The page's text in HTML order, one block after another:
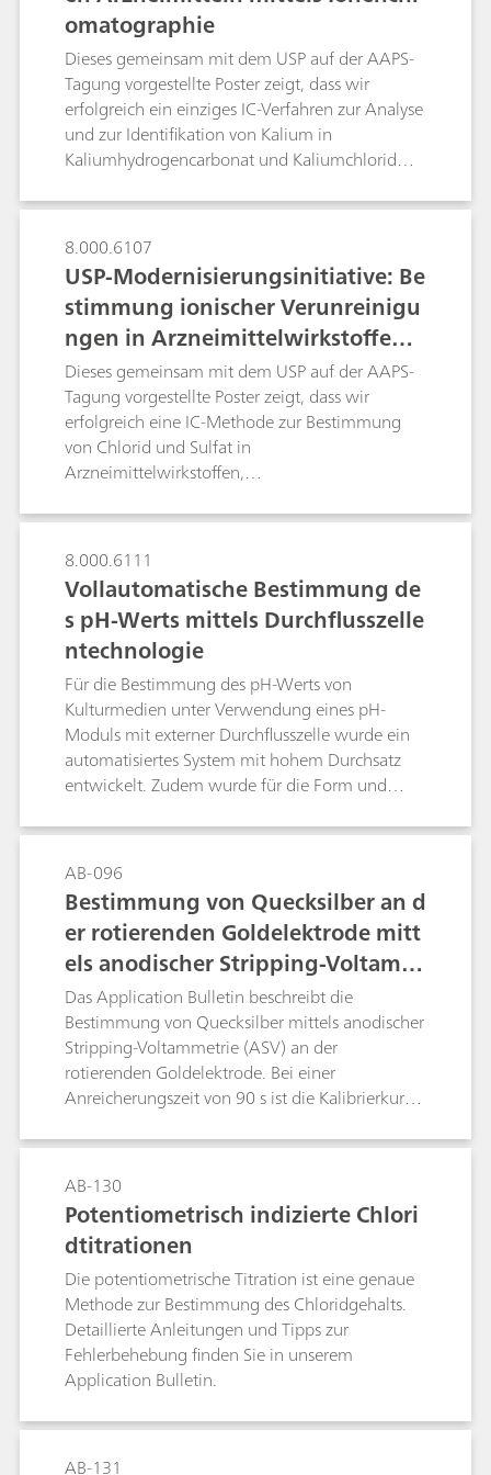
die IC die Anforderungen vieler
pharmazeutischer Anwendungen. Die IC ist eine
vom amerikanischen Arzneimittelbuch USP
anerkannte Standardmethode zur Bestimmung
von pharmazeutischen Wirkstoffen (API),
Hilfsstoffen,
Verunreinigungen,pharmazeutischen Lösungen
sowie pharmazeutischen Ausgangsstoffen,
sogar Körperflüssigkeiten.Auf diesem Poster sind
einige typische Beispiele beschrieben.
omatographie
Dieses gemeinsam mit dem USP auf der AAPS-
Tagung vorgestellte Poster zeigt, dass wir
erfolgreich ein einziges IC-Verfahren zur Analyse
und zur Identifikation von Kalium in
Kaliumhydrogencarbonat und Kaliumchlorid
Brauselösungen zum Einnehmen verwendet
wird. Die optimierten chromatographischen
Bedingungen könnten auch für andere
kationische Verunreinigungen wie Magnesium,
Calcium, Natrium und Ammoniak in
Kaliumhydrogencarbonat und Kaliumchlorid
Anwendung finden, das für Brauselösungen
zum Einnehmen verwendet wird. Ein einziges
chromatographisches Verfahren zur Analyse und
zur Identifikation vereinfacht den gesamten
Ablauf der Qualitätssicherung- und -kontrolle.
8.000.6107
USP-Modernisierungsinitiative: Be
stimmung ionischer Verunreinigu
ngen in Arzneimittelwirkstoffen
mittels Ionenchromatographie
Dieses gemeinsam mit dem USP auf der AAPS-
Tagung vorgestellte Poster zeigt, dass wir
erfolgreich eine IC-Methode zur Bestimmung
von Chlorid und Sulfat in
Arzneimittelwirkstoffen,
validiert haben. Mit der vorgeschlagenen IC-
Methode werden die Einschränkungen der
Turbidimetrie bzw. des visuellen Vergleichs
überwunden.
8.000.6111
Vollautomatische Bestimmung de
s pH-Werts mittels Durchflusszelle
ntechnologie
Für die Bestimmung des pH-Werts von
Kulturmedien unter Verwendung eines pH-
Moduls mit externer Durchflusszelle wurde ein
automatisiertes System mit hohem Durchsatz
entwickelt. Zudem wurde für die Form und
passende belüftete Hohlnadel zum
Durchstechen des Septums entwickelt. Diese
Applikation erforderte sowohl genaue als auch
präzise pH-Messungen. Die in diesem
Dokument vorgestellten Daten wurden von
einem Kunden im Rahmen seines
Validierungsprozesses erfasst und mit dessen
Zustimmung verwendet.
AB-096
Bestimmung von Quecksilber an d
er rotierenden Goldelektrode mitt
els anodischer Stripping-Voltamm
etrie
Das Application Bulletin beschreibt die
Bestimmung von Quecksilber mittels anodischer
Stripping-Voltammetrie (ASV) an der
rotierenden Goldelektrode. Bei einer
Anreicherungszeit von 90 s ist die Kalibrierkurve
Bestimmungsgrenze liegt bei 0.4 μg/L.Die
Methode wurde vor allem für die Untersuchung
von Wasserproben ausgearbeitet. Nach
entsprechendem Aufschluss ist
dieQuecksilberbestimmung auch in Proben mit
hohem Anteil an organischen Substanzen
möglich (Abwässer, Lebens- und Genussmittel,
biologische Flüssigkeiten, Pharmazeutika).
AB-130
Potentiometrisch indizierte Chlori
dtitrationen
Die potentiometrische Titration ist eine genaue
Methode zur Bestimmung des Chloridgehalts.
Detaillierte Anleitungen und Tipps zur
Fehlerbehebung finden Sie in unserem
Application Bulletin.
AB-131